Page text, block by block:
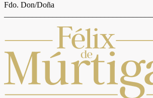
Fdo. Don/Doña